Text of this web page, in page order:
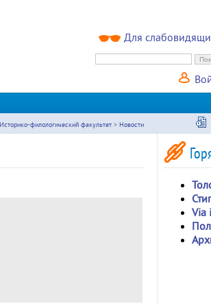
Для
Историко-филологический факультет > Новости
Via